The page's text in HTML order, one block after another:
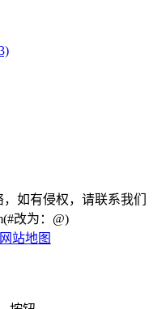
如有侵权，请联系我们
改为：@)
网站地图